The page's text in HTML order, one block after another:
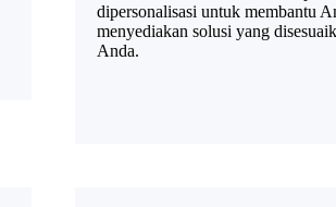
dipersonalisasi untuk membantu
menyediakan solusi yang
Anda.